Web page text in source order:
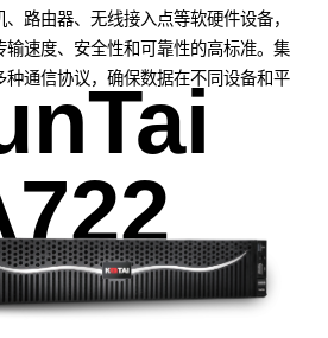
路由器、无线接入点等软硬件设备，
速度、安全性和可靠性的高标准。集
种通信协议，确保数据在不同设备和平